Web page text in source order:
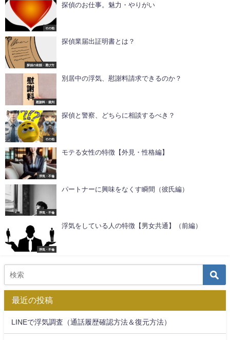
その他
探偵のお仕事。魅力・やりがい
探偵の依頼・選び方
探偵業届出証明書とは？
慰謝料・裁判
別居中の浮気、慰謝料請求できるのか？
その他
探偵と警察、どちらに相談するべき？
浮気・不倫
モテる女性の特徴【外見・性格編】
浮気・不倫
パートナーに興味をなくす瞬間（彼氏編）
浮気・不倫
浮気をしている人の特徴【男女共通】（前編）
最近の投稿
LINEで浮気調査（通話履歴確認方法＆復元方法）